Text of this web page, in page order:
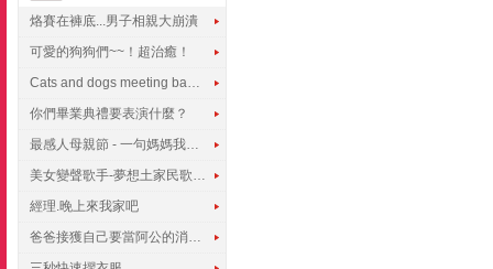
烙賽在褲底...男子相親大崩潰
可愛的狗狗們~~！超治癒！
Cats and dogs meeting babies for the first time
你們畢業典禮要表演什麼？
最感人母親節 - 一句媽媽我愛你
美女變聲歌手-夢想土家民歌傳遍世界
經理.晚上來我家吧
爸爸接獲自己要當阿公的消息，反應史上最可愛!!!